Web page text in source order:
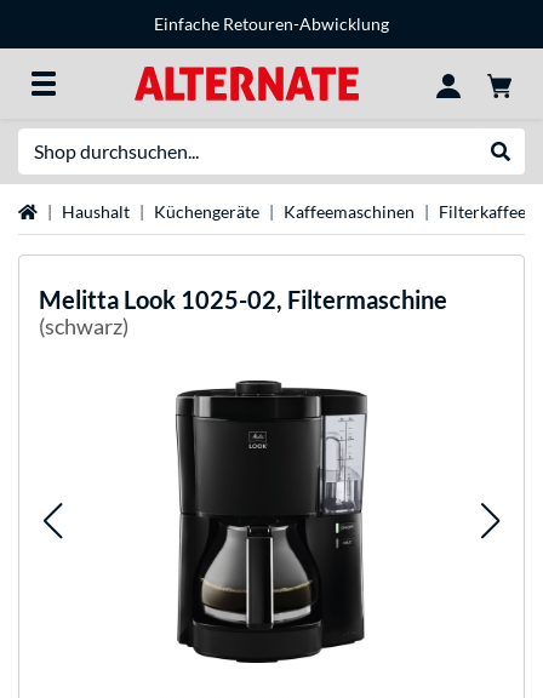
Einfache Retouren-Abwicklung
StartseiteHaushalt Küchengeräte Kaffeemaschinen
Melitta Look 1025-02, Filtermaschine
(schwarz)